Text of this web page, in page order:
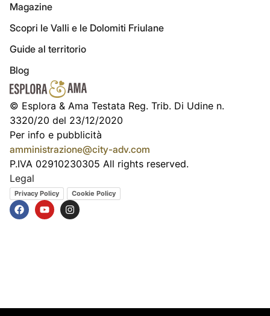
Magazine
Scopri le Valli e le Dolomiti Friulane
Guide al territorio
Blog
© Esplora & Ama Testata Reg. Trib. Di Udine n.
3320/20 del 23/12/2020
Per info e pubblicità
amministrazione@city-adv.com
P.IVA 02910230305 All rights reserved.
Legal
Privacy Policy Cookie Policy